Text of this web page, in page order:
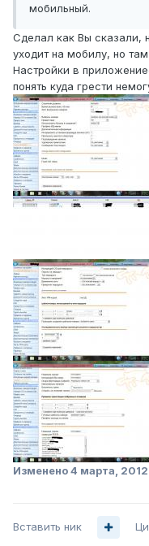
мобильный.
Сделал как Вы сказали,
уходит на мобилу, но
Настройки в
понять куда грести
Изменено4 марта, 2012
Вставить ник